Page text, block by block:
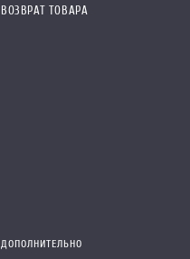
ВОЗВРАТ ТОВАРА
ДОПОЛНИТЕЛЬНО